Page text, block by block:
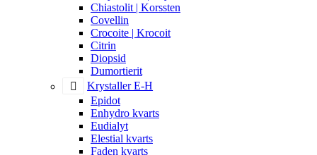
Chiastolit | Korssten
Covellin
Crocoite | Krocoit
Citrin
Diopsid
Dumortierit
Krystaller E-H
Epidot
Enhydro kvarts
Eudialyt
Elestial kvarts
Faden kvarts